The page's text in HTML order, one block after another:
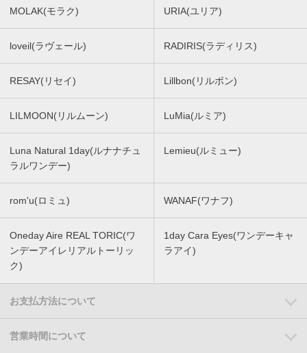
MOLAK(モラク) URIA(ユリア)
loveil(ラヴェール) RADIRIS(ラディリス)
RESAY(リセイ) Lillbon(リルボン)
LILMOON(リルムーン) LuMia(ルミア)
Luna Natural 1day(ルナナチュ
ラルワンデー)
Lemieu(ルミュー)
rom'u(ロミュ) WANAF(ワナフ)
Oneday Aire REAL TORIC(ワ
ンデーアイレリアルトーリッ
ク)
1day Cara Eyes(ワンデーキャ
ラアイ)
お支払方法について
営業時間について